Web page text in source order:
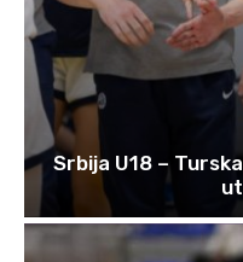
Srbija U18 –